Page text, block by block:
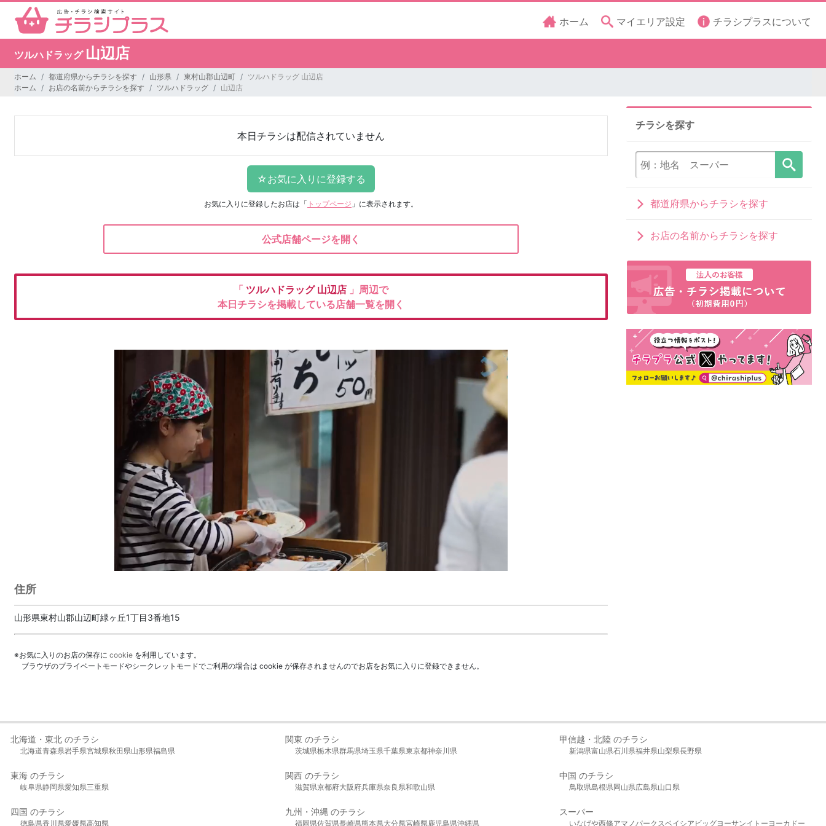
ホーム マイエリア設定 チラシプラスについて
ツルハドラッグ 山辺店
ホーム 都道府県からチラシを探す 山形県 東村山郡山辺町
ツルハドラッグ 山辺店
ホーム
お店の名前からチラシを探す ツルハドラッグ 山辺店
本日チラシは配信されていません
お気に入りに登録したお店は 「 トップページ 」に表示されます。
公式店舗ページを開く
「 ツルハドラッグ 山辺店 」周辺で
本日チラシを掲載している店舗一覧を開く
住所
山形県東村山郡山辺町緑ヶ丘1丁目3番地15
※お気に入りのお店の保存に cookie を利用しています。
ブラウザのプライベートモードやシークレットモードでご利用の場合は cookie が保存されませんのでお店をお気に入りに登録できません。
チラシを探す
都道府県からチラシを探す
お店の名前からチラシを探す
北海道・東北 のチラシ
北海道青森県岩手県宮城県秋田県山形県福島県
関東 のチラシ
茨城県栃木県群馬県埼玉県千葉県東京都神奈川県
甲信越・北陸 のチラシ
新潟県富山県石川県福井県山梨県長野県
東海 のチラシ
岐阜県静岡県愛知県三重県
関西 のチラシ
滋賀県京都府大阪府兵庫県奈良県和歌山県
中国 のチラシ
鳥取県島根県岡山県広島県山口県
四国 のチラシ
徳島県香川県愛媛県高知県
九州・沖縄 のチラシ
福岡県佐賀県長崎県熊本県大分県宮崎県鹿児島県沖縄県
スーパー
いなげや西條アマノパークスベイシア ビッグヨーサンイトーヨーカドー